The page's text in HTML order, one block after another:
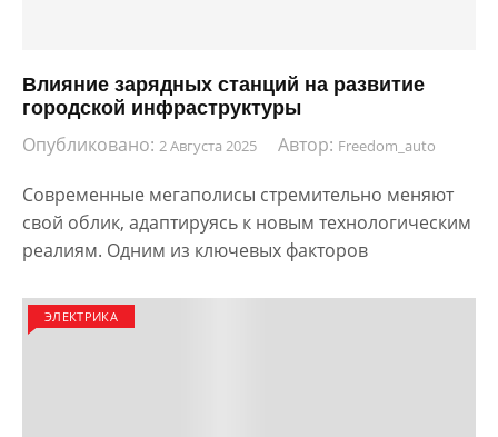
Влияние зарядных станций на развитие
городской инфраструктуры
Опубликовано: 2 Августа 2025 Автор: Freedom_auto
Современные мегаполисы стремительно меняют
свой облик, адаптируясь к новым технологическим
реалиям. Одним из ключевых факторов
ЭЛЕКТРИКА